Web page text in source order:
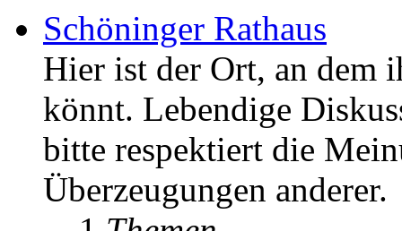
Schöninger Rathaus
Hier ist der Ort, an dem
könnt. Lebendige
bitte respektiert die
Überzeugungen anderer.